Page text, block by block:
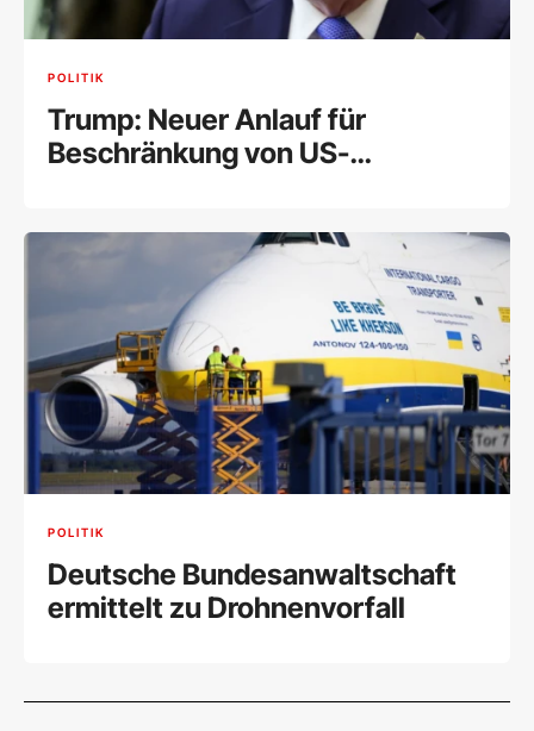
POLITIK
Trump: Neuer Anlauf für
Beschränkung von US-
POLITIK
Deutsche Bundesanwaltschaft
ermittelt zu Drohnenvorfall